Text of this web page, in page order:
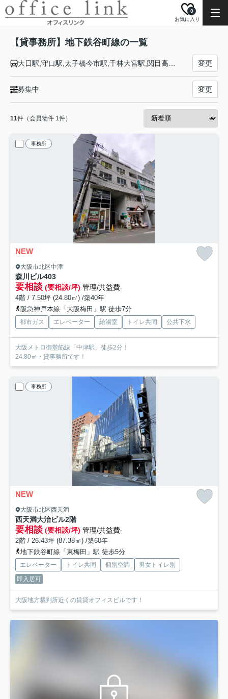
お気に入り
0
【貸事務所】地下鉄谷町線の一覧
変更
募集中 変更
11件（会員物件 1件）
事務所
NEW
大阪市北区中津
森川ビル403
要相談 (要相談/坪) 管理/共益費-
4階 / 7.50坪 (24.80㎡) /築40年
阪急神戸本線「大阪梅田」駅 徒歩7分
都市ガス エレベーター 給湯室 トイレ共同 公共下水
大阪メトロ御堂筋線「中津駅」徒歩2分！
24.80㎡・貸事務所です！
事務所
NEW
大阪市北区西天満
西天満大治ビル2階
要相談 (要相談/坪) 管理/共益費-
2階 / 26.43坪 (87.38㎡) /築60年
地下鉄谷町線「東梅田」駅 徒歩5分
エレベーター トイレ共同 個別空調
男女トイレ別
即入居可
大阪地方裁判所近くの賃貸オフィスビルです！